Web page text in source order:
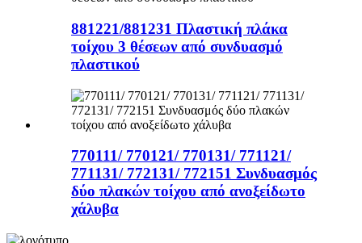
881221/881231 Πλαστική πλάκα
τοίχου 3 θέσεων από συνδυασμό
πλαστικού
770111/ 770121/ 770131/ 771121/
771131/ 772131/ 772151 Συνδυασμός
δύο πλακών τοίχου από ανοξείδωτο
χάλυβα